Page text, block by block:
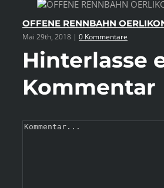
OFFENE RENNBAHN
Mai 29th, 2018 | 0 Kommentare
Hinterlasse
Kommentar
Kommentar